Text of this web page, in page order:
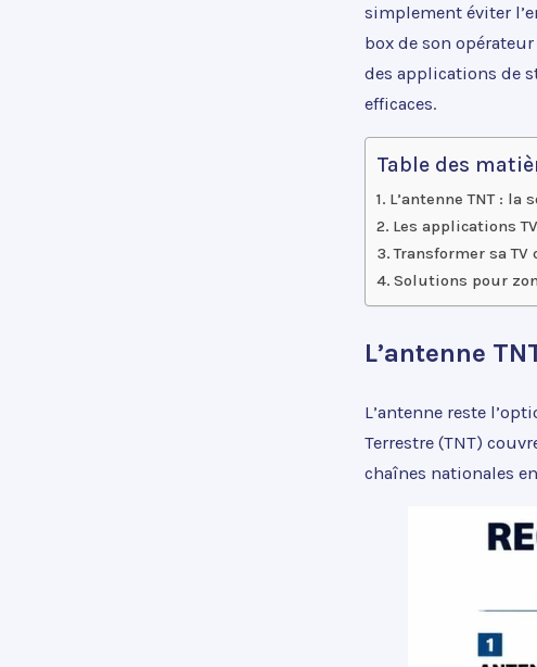
simplement éviter
box de son
des applications de
efficaces.
Table des
L’antenne TNT :
Les applications
Transformer sa
Solutions pour
L’antenne
L’antenne reste
Terrestre (TNT)
chaînes nationales